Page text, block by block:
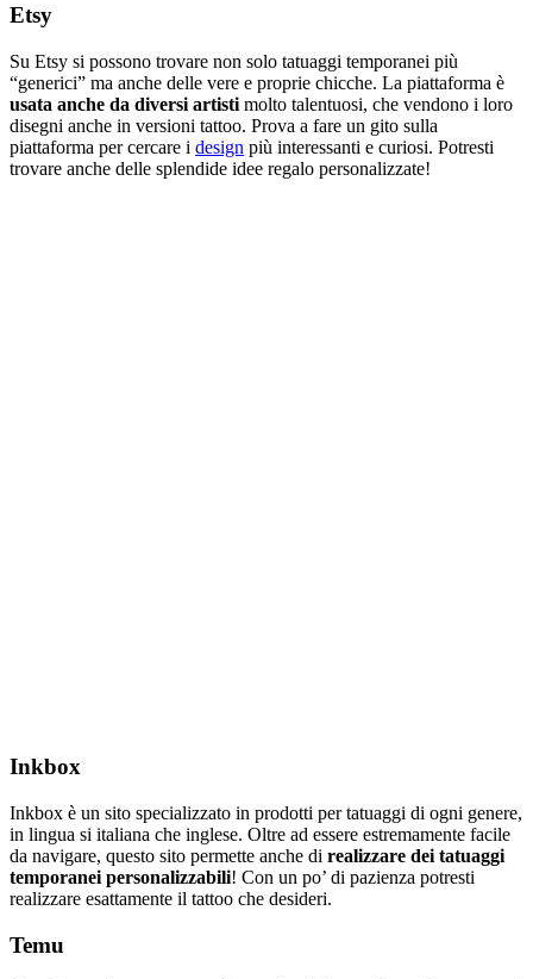
Etsy
Su Etsy si possono trovare non solo tatuaggi temporanei più
“generici” ma anche delle vere e proprie chicche. La piattaforma è
usata anche da diversi artisti molto talentuosi, che vendono i loro
disegni anche in versioni tattoo. Prova a fare un gito sulla
piattaforma per cercare i design più interessanti e curiosi. Potresti
trovare anche delle splendide idee regalo personalizzate!
Inkbox
Inkbox è un sito specializzato in prodotti per tatuaggi di ogni genere,
in lingua si italiana che inglese. Oltre ad essere estremamente facile
da navigare, questo sito permette anche di realizzare dei tatuaggi
temporanei personalizzabili! Con un po’ di pazienza potresti
realizzare esattamente il tattoo che desideri.
Temu